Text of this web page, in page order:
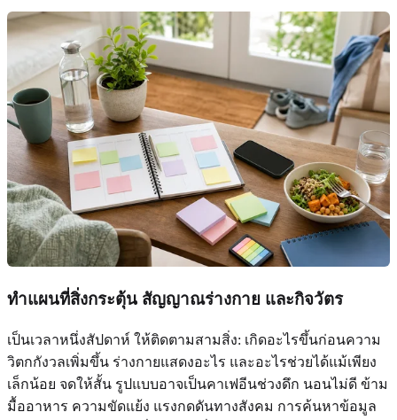
ทำแผนที่สิ่งกระตุ้น สัญญาณร่างกาย และกิจวัตร
เป็นเวลาหนึ่งสัปดาห์ ให้ติดตามสามสิ่ง: เกิดอะไรขึ้นก่อนความ
วิตกกังวลเพิ่มขึ้น ร่างกายแสดงอะไร และอะไรช่วยได้แม้เพียง
เล็กน้อย จดให้สั้น รูปแบบอาจเป็นคาเฟอีนช่วงดึก นอนไม่ดี ข้าม
มื้ออาหาร ความขัดแย้ง แรงกดดันทางสังคม การค้นหาข้อมูล